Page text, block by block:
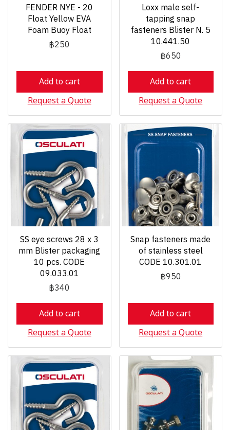
FENDER NYE - 20
Float Yellow EVA
Foam Buoy Float
฿250
Add to cart
Request a Quote
Loxx male self-
tapping snap
fasteners Blister N. 5
10.441.50
฿650
Add to cart
Request a Quote
SS eye screws 28 x 3
mm Blister packaging
10 pcs. CODE
09.033.01
฿340
Add to cart
Request a Quote
Snap fasteners made
of stainless steel
CODE 10.301.01
฿950
Add to cart
Request a Quote